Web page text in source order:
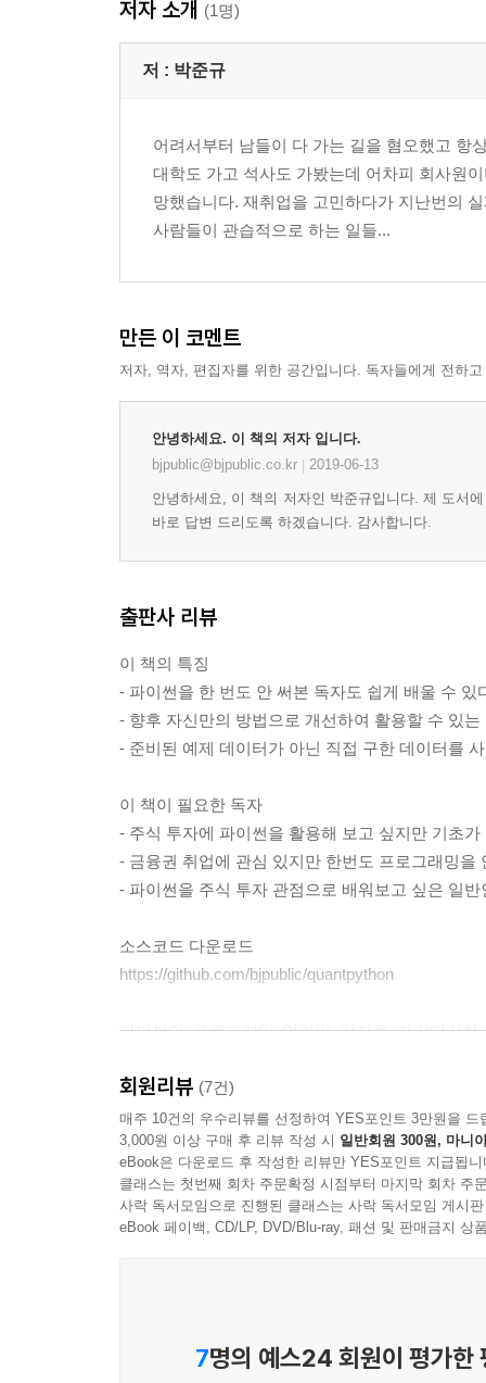
2.5. 파이썬 파일로 모듈화하기
CH3. 데이터 수집하기
3.3. 재무 데이터 구해 오기
3.4. 전 종목 코드 구해오기
3.5. 전 종목 재무데이터 가져오기
3.6. 가격 데이터 가져오기
4.2. 데이터 가져오기
4.3. 저 PER, 고 ROA
4.4. 마법공식
4.5. 저평가된 주식들
4.6. F-Score
4.7. 모멘텀
4.8. 밸류 + 퀄리티
CH5. 백테스트
5.1. 백테스트란?
5.2. 저PBR 주식을 샀다면?
5.3. 첫 번째 백테스트 함수 만들고 여러 전략 비교
5.4. 백테스트 함수에 리밸런싱 기능 추가하기
5.5. 백테스트 평가할 수치들 계산하기
저자 소개 (1명)
저 : 박준규
어려서부터 남들이 다 가는 길을 혐오했고 항
대학도 가고 석사도 가봤는데 어차피 회사원
망했습니다. 재취업을 고민하다가 지난번의
사람들이 관습적으로 하는 일들...
만든 이 코멘트
저자, 역자, 편집자를 위한 공간입니다. 독자들에게 전하
안녕하세요. 이 책의 저자 입니다.
bjpublic@bjpublic.co.kr
2019-06-13
안녕하세요, 이 책의 저자인 박준규입니다. 제 도서
바로 답변 드리도록 하겠습니다. 감사합니다.
출판사 리뷰
이 책의 특징
- 파이썬을 한 번도 안 써본 독자도 쉽게 배울 수 있
- 향후 자신만의 방법으로 개선하여 활용할 수 있
- 준비된 예제 데이터가 아닌 직접 구한 데이터를
이 책이 필요한 독자
- 주식 투자에 파이썬을 활용해 보고 싶지만 기초가
- 금융권 취업에 관심 있지만 한번도 프로그래밍을
- 파이썬을 주식 투자 관점으로 배워보고 싶은 일반
소스코드 다운로드
https://github.com/bjpublic/quantpython
파이썬이 프로그래밍 언어의 강자로 자리매김
초보자가 선뜻 시작하기에는 장벽이 있는 분야라
이 책은 파이썬을 응용하여 퀀트 주식 투자를 시
담았다. 파이썬 프로그래밍에 대해서, 퀀트에 대
투자 전략 세우기를 시작할 수 있을 것이다.
회원리뷰 (7건)
매주 10건의 우수리뷰를 선정하여 YES포인트 3만원을 드
3,000원 이상 구매 후 리뷰 작성 시 일반회원 300원, 마니
eBook은 다운로드 후 작성한 리뷰만 YES포인트 지급됩니
클래스는 첫번째 회차 주문확정 시점부터 마지막 회차 주
사락 독서모임으로 진행된 클래스는 사락 독서모임 게시
eBook 페이백, CD/LP, DVD/Blu-ray, 패션 및 판매금지 상
7명의 예스24 회원이 평가한